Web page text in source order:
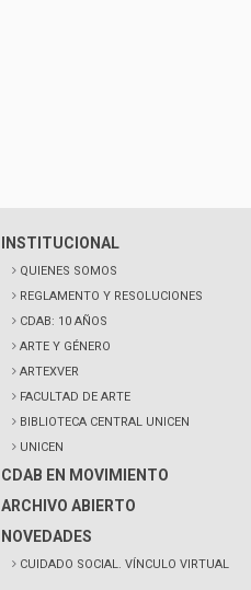
INSTITUCIONAL
QUIENES SOMOS
REGLAMENTO Y RESOLUCIONES
CDAB: 10 AÑOS
ARTE Y GÉNERO
ARTEXVER
FACULTAD DE ARTE
BIBLIOTECA CENTRAL UNICEN
UNICEN
CDAB EN MOVIMIENTO
ARCHIVO ABIERTO
NOVEDADES
CUIDADO SOCIAL. VÍNCULO VIRTUAL